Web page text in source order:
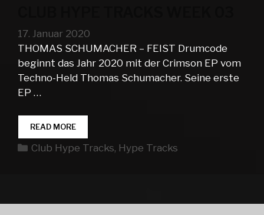
17. Januar 2020
THOMAS SCHUMACHER – FEIST Drumcode
beginnt das Jahr 2020 mit der Crimson EP vom
Techno-Held Thomas Schumacher. Seine erste
EP …
READ MORECLUB
HYPE
TRACKS
Kategorien
Club Hype Tracks, Hype Tracks